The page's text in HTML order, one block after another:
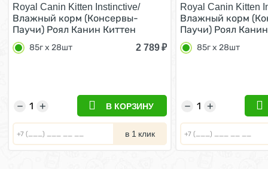
Royal Canin Kitten Instinctive/
Влажный корм (Консервы-
Паучи) Роял Канин Киттен
Инстинктив для Котят в
возрасте от 4 до 12 месяцев в
85г х 28шт 2 789₽
+
− В КОРЗИНУ
в 1 клик
Royal Canin Kitten
Влажный корм
Паучи) Роял
Инстинктив для
возрасте от 4 до
85г х 28шт
+
−